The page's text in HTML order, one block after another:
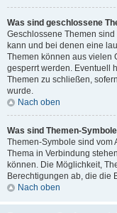
Was sind geschlossene
Geschlossene Themen
kann und bei denen eine
Themen können aus vielen
gesperrt werden. Eventuell
Themen zu schließen,
wurde.
Nach oben
Was sind Themen-
Themen-Symbole sind vom
Thema in Verbindung
können. Die Möglichkeit,
Berechtigungen ab, die die
Nach oben